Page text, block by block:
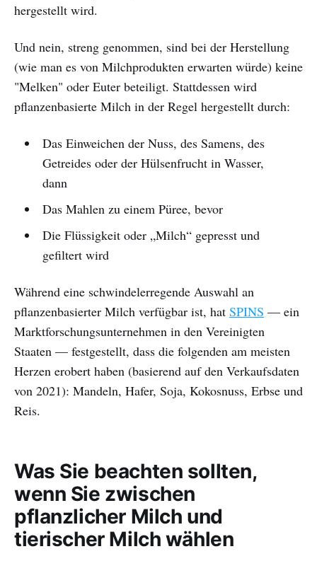
hergestellt wird.
Und nein, streng genommen, sind bei der Herstellung
(wie man es von Milchprodukten erwarten würde) keine
"Melken" oder Euter beteiligt. Stattdessen wird
pflanzenbasierte Milch in der Regel hergestellt durch:
Das Einweichen der Nuss, des Samens, des
Getreides oder der Hülsenfrucht in Wasser,
dann
Das Mahlen zu einem Püree, bevor
Die Flüssigkeit oder „Milch“ gepresst und
gefiltert wird
Während eine schwindelerregende Auswahl an
pflanzenbasierter Milch verfügbar ist, hat SPINS — ein
Marktforschungsunternehmen in den Vereinigten
Staaten — festgestellt, dass die folgenden am meisten
Herzen erobert haben (basierend auf den Verkaufsdaten
von 2021): Mandeln, Hafer, Soja, Kokosnuss, Erbse und
Reis.
Was Sie beachten sollten,
wenn Sie zwischen
pflanzlicher Milch und
tierischer Milch wählen